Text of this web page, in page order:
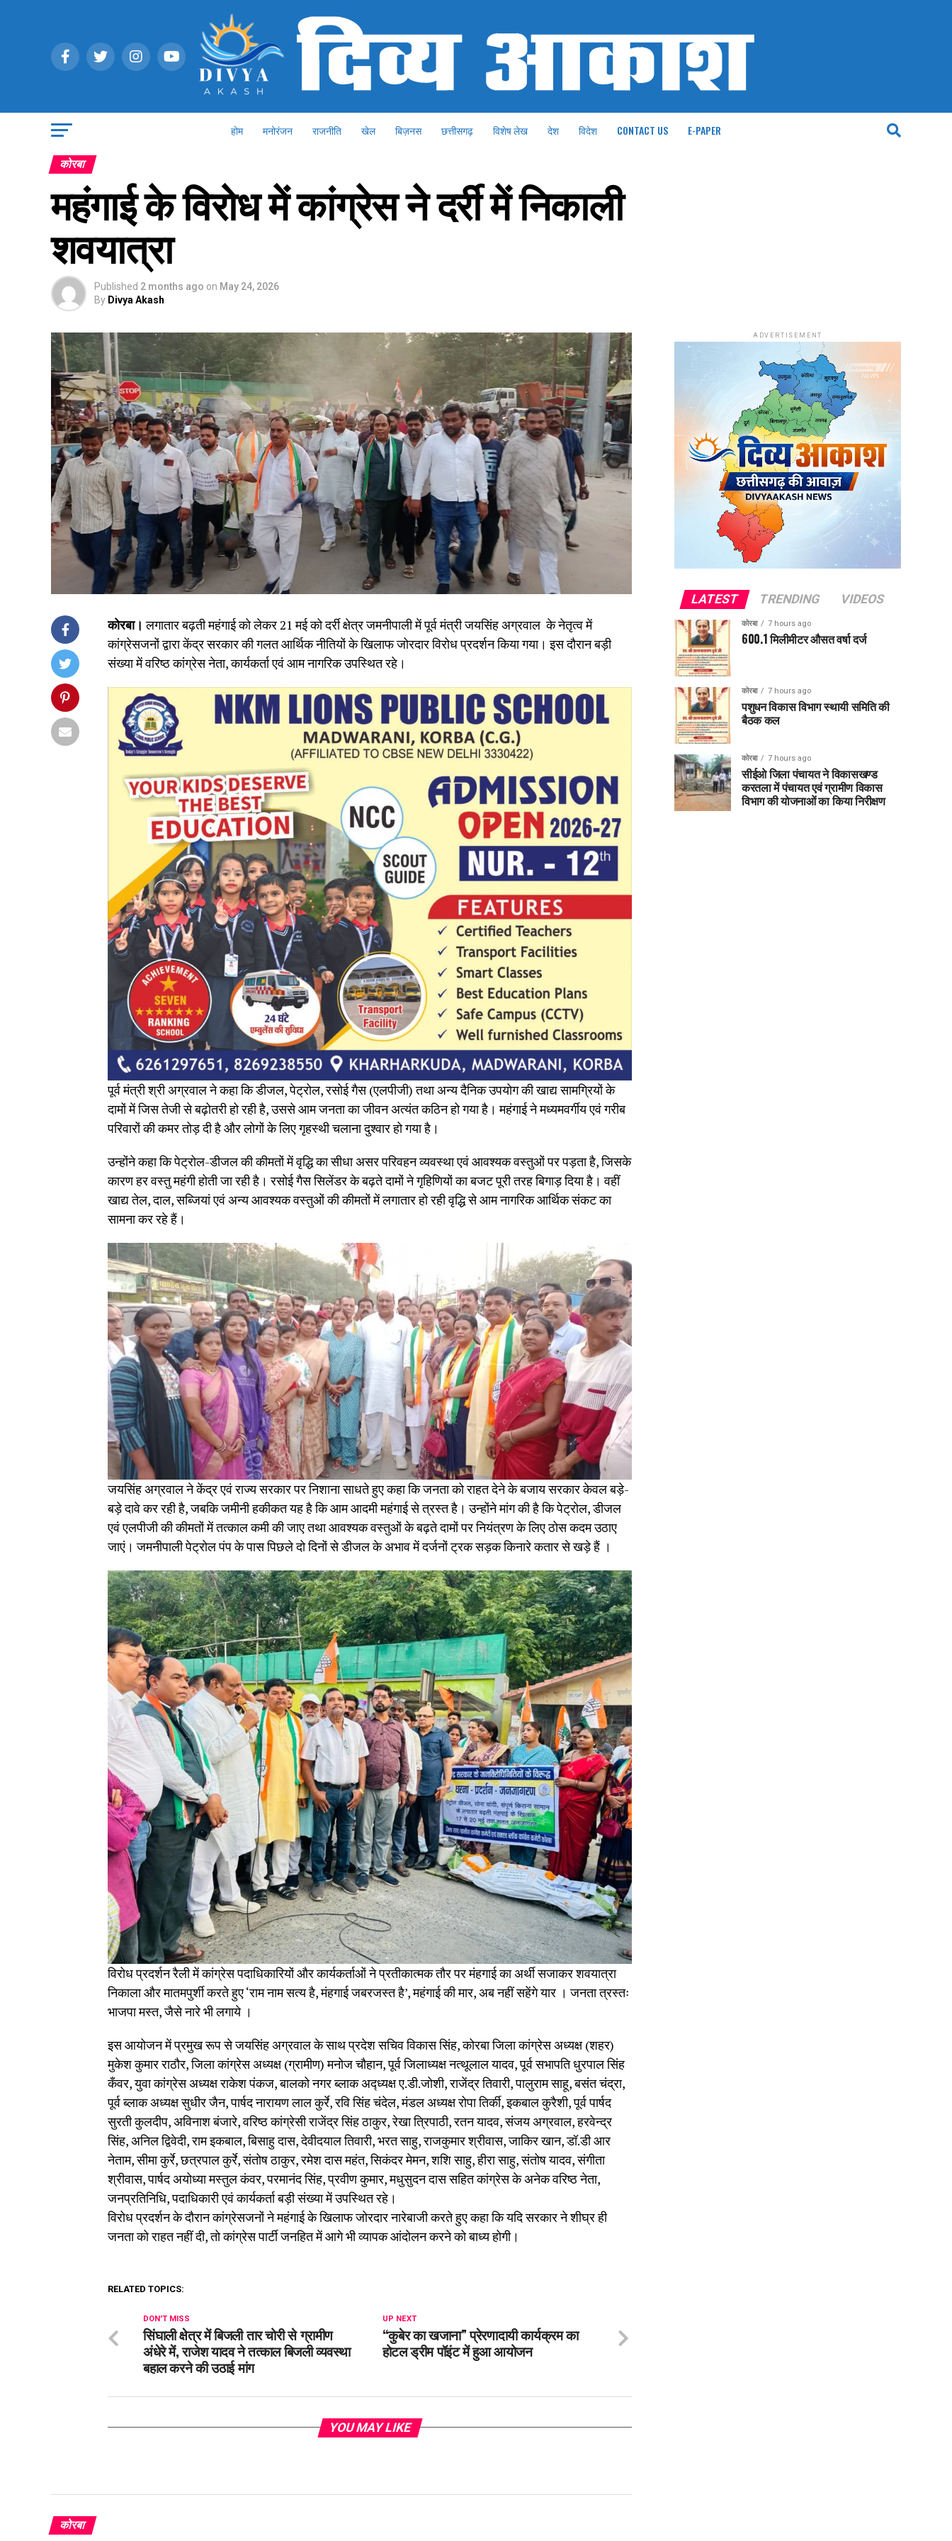
होम मनोरंजन राजनीति खेल बिज़नस छत्तीसगढ़ विशेष लेख देश विदेश CONTACT US E-PAPER
कोरबा
महंगाई के विरोध में कांग्रेस ने दर्री में निकाली
शवयात्रा
Published 2 months ago on May 24, 2026
By Divya Akash
कोरबा। लगातार बढ़ती महंगाई को लेकर 21 मई को दर्री क्षेत्र जमनीपाली में पूर्व मंत्री जयसिंह अग्रवाल के नेतृत्व में
कांग्रेसजनों द्वारा केंद्र सरकार की गलत आर्थिक नीतियों के खिलाफ जोरदार विरोध प्रदर्शन किया गया। इस दौरान बड़ी
संख्या में वरिष्ठ कांग्रेस नेता, कार्यकर्ता एवं आम नागरिक उपस्थित रहे।
पूर्व मंत्री श्री अग्रवाल ने कहा कि डीजल, पेट्रोल, रसोई गैस (एलपीजी) तथा अन्य दैनिक उपयोग की खाद्य सामग्रियों के
दामों में जिस तेजी से बढ़ोतरी हो रही है, उससे आम जनता का जीवन अत्यंत कठिन हो गया है। महंगाई ने मध्यमवर्गीय एवं गरीब
परिवारों की कमर तोड़ दी है और लोगों के लिए गृहस्थी चलाना दुश्वार हो गया है।
उन्होंने कहा कि पेट्रोल-डीजल की कीमतों में वृद्धि का सीधा असर परिवहन व्यवस्था एवं आवश्यक वस्तुओं पर पड़ता है, जिसके
कारण हर वस्तु महंगी होती जा रही है। रसोई गैस सिलेंडर के बढ़ते दामों ने गृहिणियों का बजट पूरी तरह बिगाड़ दिया है। वहीं
खाद्य तेल, दाल, सब्जियां एवं अन्य आवश्यक वस्तुओं की कीमतों में लगातार हो रही वृद्धि से आम नागरिक आर्थिक संकट का
सामना कर रहे हैं।
जयसिंह अग्रवाल ने केंद्र एवं राज्य सरकार पर निशाना साधते हुए कहा कि जनता को राहत देने के बजाय सरकार केवल बड़े-
बड़े दावे कर रही है, जबकि जमीनी हकीकत यह है कि आम आदमी महंगाई से त्रस्त है। उन्होंने मांग की है कि पेट्रोल, डीजल
एवं एलपीजी की कीमतों में तत्काल कमी की जाए तथा आवश्यक वस्तुओं के बढ़ते दामों पर नियंत्रण के लिए ठोस कदम उठाए
जाएं। जमनीपाली पेट्रोल पंप के पास पिछले दो दिनों से डीजल के अभाव में दर्जनों ट्रक सड़क किनारे कतार से खड़े हैं ।
विरोध प्रदर्शन रैली में कांग्रेस पदाधिकारियों और कार्यकर्ताओं ने प्रतीकात्मक तौर पर मंहगाई का अर्थी सजाकर शवयात्रा
निकाला और मातमपुर्शी करते हुए ‘राम नाम सत्य है, मंहगाई जबरजस्त है’, महंगाई की मार, अब नहीं सहेंगे यार । जनता त्रस्तः
भाजपा मस्त, जैसे नारे भी लगाये ।
इस आयोजन में प्रमुख रूप से जयसिंह अग्रवाल के साथ प्रदेश सचिव विकास सिंह, कोरबा जिला कांग्रेस अध्यक्ष (शहर)
मुकेश कुमार राठौर, जिला कांग्रेस अध्यक्ष (ग्रामीण) मनोज चौहान, पूर्व जिलाध्यक्ष नत्थूलाल यादव, पूर्व सभापति धुरपाल सिंह
कँवर, युवा कांग्रेस अध्यक्ष राकेश पंकज, बालको नगर ब्लाक अद्ध्यक्ष ए.डी.जोशी, राजेंद्र तिवारी, पालुराम साहू, बसंत चंद्रा,
पूर्व ब्लाक अध्यक्ष सुधीर जैन, पार्षद नारायण लाल कुर्रे, रवि सिंह चंदेल, मंडल अध्यक्ष रोपा तिर्की, इकबाल कुरैशी, पूर्व पार्षद
सुरती कुलदीप, अविनाश बंजारे, वरिष्ठ कांग्रेसी राजेंद्र सिंह ठाकुर, रेखा त्रिपाठी, रतन यादव, संजय अग्रवाल, हरवेन्द्र
सिंह, अनिल द्विवेदी, राम इकबाल, बिसाहु दास, देवीदयाल तिवारी, भरत साहु, राजकुमार श्रीवास, जाकिर खान, डॉ.डी आर
नेताम, सीमा कुर्रे, छत्रपाल कुर्रे, संतोष ठाकुर, रमेश दास महंत, सिकंदर मेमन, शशि साहु, हीरा साहु, संतोष यादव, संगीता
श्रीवास, पार्षद अयोध्या मस्तुल कंवर, परमानंद सिंह, प्रवीण कुमार, मधुसुदन दास सहित कांग्रेस के अनेक वरिष्ठ नेता,
जनप्रतिनिधि, पदाधिकारी एवं कार्यकर्ता बड़ी संख्या में उपस्थित रहे।
विरोध प्रदर्शन के दौरान कांग्रेसजनों ने महंगाई के खिलाफ जोरदार नारेबाजी करते हुए कहा कि यदि सरकार ने शीघ्र ही
जनता को राहत नहीं दी, तो कांग्रेस पार्टी जनहित में आगे भी व्यापक आंदोलन करने को बाध्य होगी।
RELATED TOPICS:
UP NEXT
“कुबेर का खजाना” प्रेरणादायी कार्यक्रम का
होटल ड्रीम पॉइंट में हुआ आयोजन
DON'T MISS
सिंघाली क्षेत्र में बिजली तार चोरी से ग्रामीण
अंधेरे में, राजेश यादव ने तत्काल बिजली व्यवस्था
बहाल करने की उठाई मांग
YOU MAY LIKE
कोरबा
ADVERTISEMENT
LATEST TRENDING VIDEOS
कोरबा 7 hours ago
600.1 मिलीमीटर औसत वर्षा दर्ज
कोरबा 7 hours ago
पशुधन विकास विभाग स्थायी समिति की
बैठक कल
कोरबा 7 hours ago
सीईओ जिला पंचायत ने विकासखण्ड
करतला में पंचायत एवं ग्रामीण विकास
विभाग की योजनाओं का किया निरीक्षण